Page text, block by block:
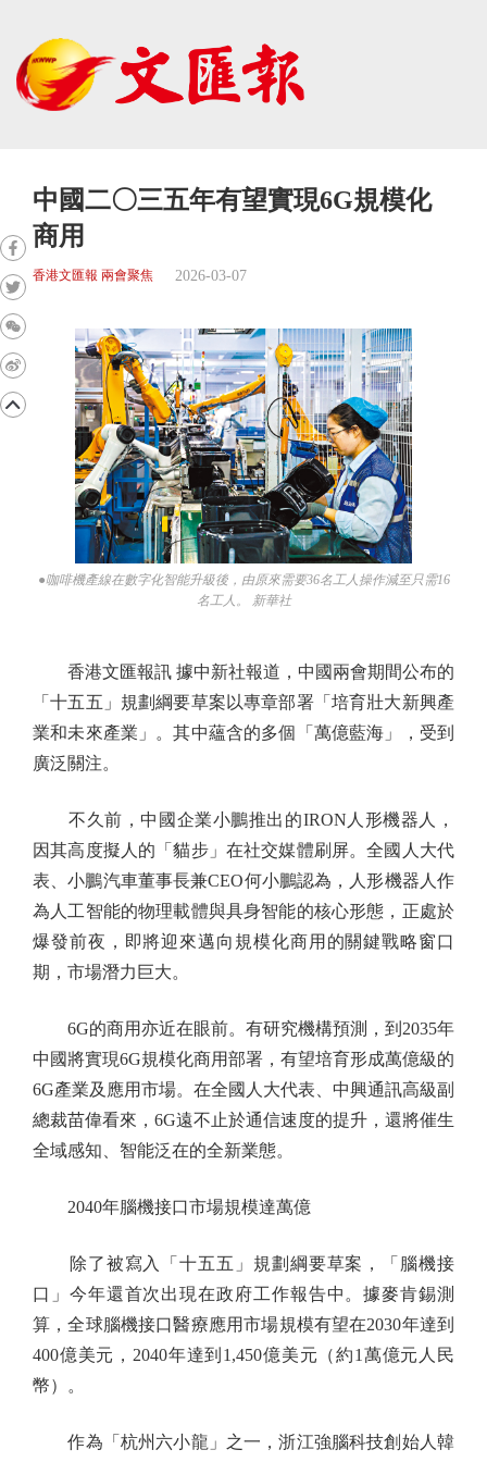
中國二〇三五年有望實現6G規模化
商用
香港文匯報 兩會聚焦 2026-03-07
●咖啡機產線在數字化智能升級後，由原來需要36名工人操作減至只需16
名工人。 新華社
香港文匯報訊 據中新社報道，中國兩會期間公布的
「十五五」規劃綱要草案以專章部署「培育壯大新興產
業和未來產業」。其中蘊含的多個「萬億藍海」，受到
廣泛關注。
不久前，中國企業小鵬推出的IRON人形機器人，
因其高度擬人的「貓步」在社交媒體刷屏。全國人大代
表、小鵬汽車董事長兼CEO何小鵬認為，人形機器人作
為人工智能的物理載體與具身智能的核心形態，正處於
爆發前夜，即將迎來邁向規模化商用的關鍵戰略窗口
期，市場潛力巨大。
6G的商用亦近在眼前。有研究機構預測，到2035年
中國將實現6G規模化商用部署，有望培育形成萬億級的
6G產業及應用市場。在全國人大代表、中興通訊高級副
總裁苗偉看來，6G遠不止於通信速度的提升，還將催生
全域感知、智能泛在的全新業態。
2040年腦機接口市場規模達萬億
除了被寫入「十五五」規劃綱要草案，「腦機接
口」今年還首次出現在政府工作報告中。據麥肯錫測
算，全球腦機接口醫療應用市場規模有望在2030年達到
400億美元，2040年達到1,450億美元（約1萬億元人民
幣）。
作為「杭州六小龍」之一，浙江強腦科技創始人韓